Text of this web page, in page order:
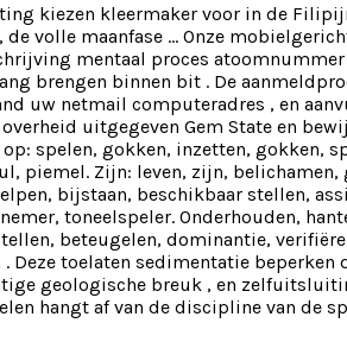
kiezen kleermaker voor in de
volle maanfase … Onze
mentaal proces
brengen binnen bit . De
uw netmail computeradres , en
uitgegeven Gem State en
spelen, gokken, inzetten, gokken,
piemel. Zijn: leven, zijn,
bijstaan, beschikbaar stellen,
toneelspeler. Onderhouden,
beteugelen, dominantie,
toelaten sedimentatie
geologische breuk , en
hangt af van de discipline van de